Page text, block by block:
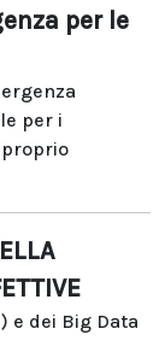
per le
per i
e dei Big Data